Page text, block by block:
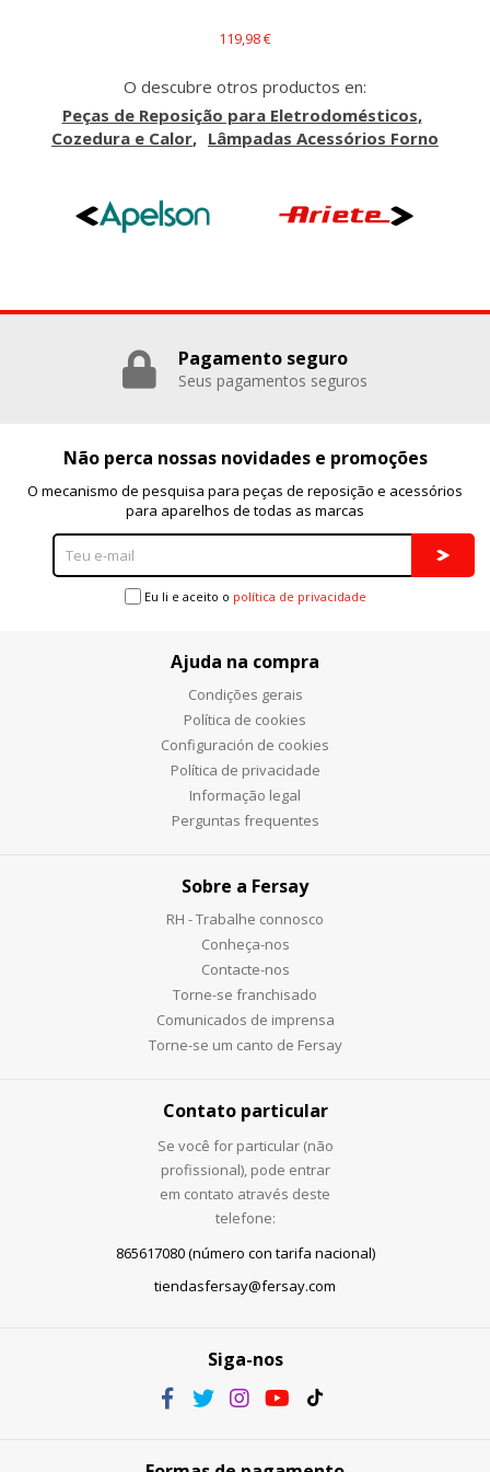
119,98 €
O descubre otros productos en:
Peças de Reposição para Eletrodomésticos
Cozedura e Calor
Lâmpadas Acessórios Forno
Pagamento seguro
Seus pagamentos seguros
Não perca nossas novidades e promoções
O mecanismo de pesquisa para peças de reposição e acessórios
para aparelhos de todas as marcas
Eu li e aceito o política de privacidade
Ajuda na compra
Condições gerais
Política de cookies
Configuración de cookies
Política de privacidade
Informação legal
Perguntas frequentes
Sobre a Fersay
RH - Trabalhe connosco
Conheça-nos
Contacte-nos
Torne-se franchisado
Comunicados de imprensa
Torne-se um canto de Fersay
Contato particular
Se você for particular (não
profissional), pode entrar
em contato através deste
telefone:
865617080 (número con tarifa nacional)
tiendasfersay@fersay.com
Siga-nos
GUARDAR CONFIGURACIÓN
"Configuración de cookies" al pie de la página. También puedes
consultar nuestrapolítica de cookies